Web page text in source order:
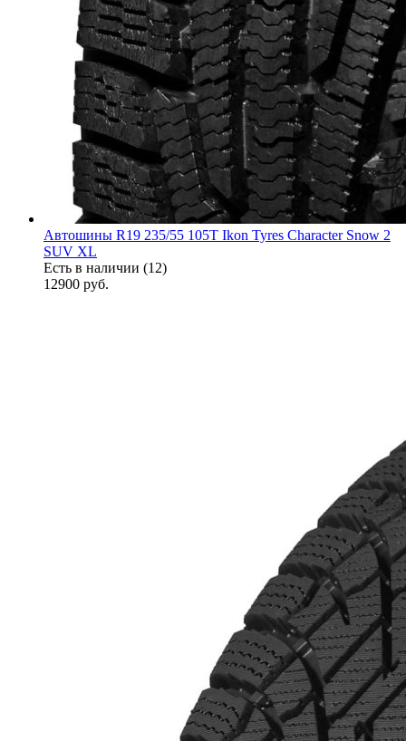
Автошины R19 235/55 105T Ikon Tyres Character Snow 2
SUV XL
Есть в наличии (12)
12900 руб.